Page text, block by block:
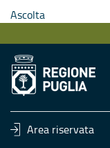
Ascolta
Area riservata